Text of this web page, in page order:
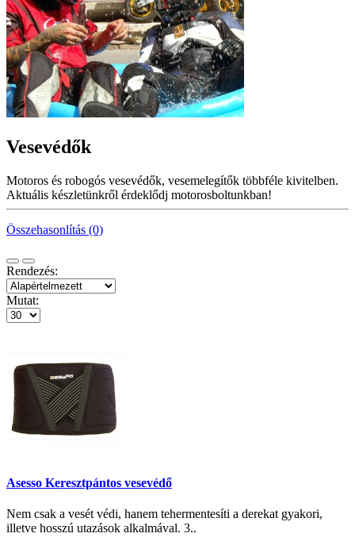
Vesevédők
Motoros és robogós vesevédők, vesemelegítők többféle kivitelben.
Aktuális készletünkről érdeklődj motorosboltunkban!
Összehasonlítás (0)
Rendezés:
Mutat:
Asesso Keresztpántos vesevédő
Nem csak a vesét védi, hanem tehermentesíti a derekat gyakori,
illetve hosszú utazások alkalmával. 3..